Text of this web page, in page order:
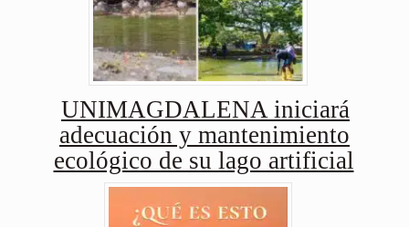
UNIMAGDALENA iniciará
adecuación y mantenimiento
ecológico de su lago artificial